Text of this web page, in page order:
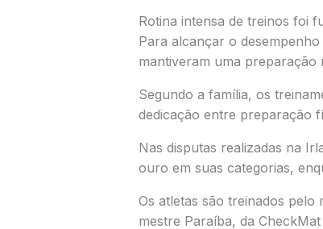
Rotina intensa de treinos foi
Para alcançar o
mantiveram uma preparação
Segundo a família, os
dedicação entre preparação
Nas disputas realizadas na
ouro em suas categorias,
Os atletas são treinados pelo
mestre Paraíba, da